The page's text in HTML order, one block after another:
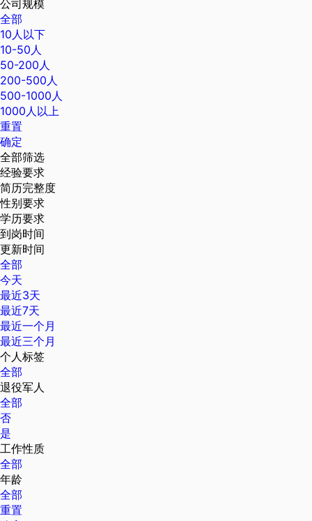
公司规模
全部
10人以下
10-50人
50-200人
200-500人
500-1000人
1000人以上
重置
确定
全部筛选
经验要求
简历完整度
性别要求
学历要求
到岗时间
更新时间
全部
今天
最近3天
最近7天
最近一个月
最近三个月
个人标签
全部
退役军人
全部
否
是
工作性质
全部
年龄
全部
重置